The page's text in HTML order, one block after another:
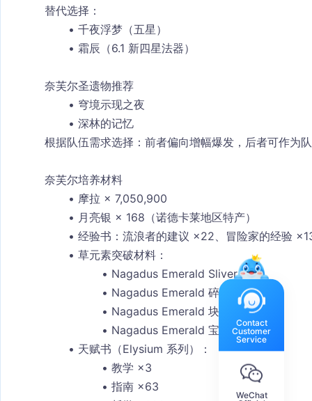
替代选择 ：
千夜浮梦（五星）
霜辰（6.1 新四星法器）
奈芙尔圣遗物推荐
穹境示现之夜
深林的记忆
根据队伍需求选择：前者偏向增幅爆发，后者可作为
奈芙尔培养材料
摩拉 × 7,050,900
月亮银 × 168（诺德卡莱地区特产）
经验书 ：流浪者的建议 ×22、冒险家的经验
草元素突破材料：
Nagadus Emerald Sliver ×1
Nagadus Emerald 碎片 ×9
Nagadus Emerald 块 ×9
Nagadus Emerald 宝石 ×6
天赋书（Elysium 系列）
：
教学 ×3
指南 ×63
Contact
Customer
Service
WeChat